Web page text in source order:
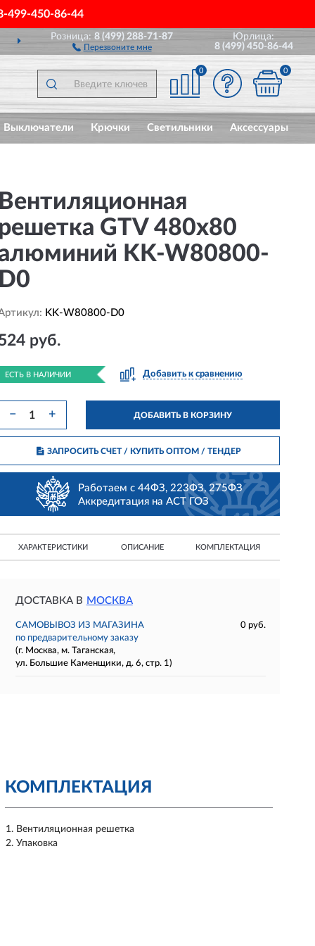
499-450-86-44
ДОСТАВИМ ПО ВСЕЙ РОССИИ
Розница:8 (499) 288-71-87
Перезвоните мне
Юрлица:
8 (499) 450-86-44
0 0
Выключатели Крючки Светильники Аксессуары
GTV 480x80
KK-W80800-
KK-W80800-D0
руб.
ЕСТЬ В НАЛИЧИИ Добавить к сравнению
− + ДОБАВИТЬ В КОРЗИНУ
ЗАПРОСИТЬ СЧЕТ / КУПИТЬ ОПТОМ/ ТЕНДЕР
Работаем с 44ФЗ, 223ФЗ, 275ФЗ
Аккредитация на АСТ ГОЗ
ХАРАКТЕРИСТИКИ ОПИСАНИЕ КОМПЛЕКТАЦИЯ
ДОСТАВКА В МОСКВА
САМОВЫВОЗ ИЗ МАГАЗИНА
0 руб.
по предварительному заказу
(г. Москва, м. Таганская,
ул. Большие Каменщики, д. 6, стр. 1)
КОМПЛЕКТАЦИЯ
Вентиляционная решетка
Упаковка